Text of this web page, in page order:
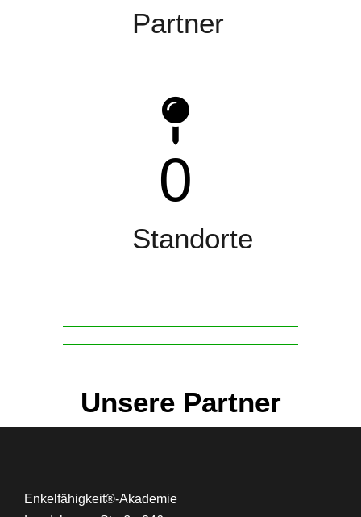
Partner
0
Standorte
Unsere Partner
Enkelfähigkeit®-Akademie